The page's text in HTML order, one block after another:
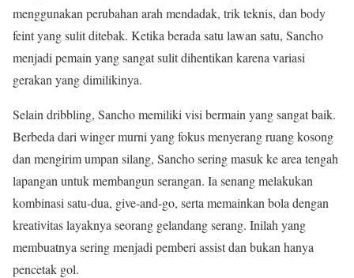
menggunakan perubahan arah mendadak, trik teknis, dan body
feint yang sulit ditebak. Ketika berada satu lawan satu, Sancho
menjadi pemain yang sangat sulit dihentikan karena variasi
gerakan yang dimilikinya.
Selain dribbling, Sancho memiliki visi bermain yang sangat baik.
Berbeda dari winger murni yang fokus menyerang ruang kosong
dan mengirim umpan silang, Sancho sering masuk ke area tengah
lapangan untuk membangun serangan. Ia senang melakukan
kombinasi satu-dua, give-and-go, serta memainkan bola dengan
kreativitas layaknya seorang gelandang serang. Inilah yang
membuatnya sering menjadi pemberi assist dan bukan hanya
pencetak gol.